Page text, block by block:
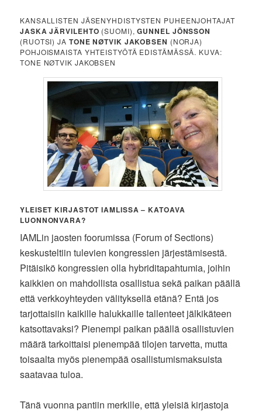
KANSALLISTEN JÄSENYHDISTYSTEN PUHEENJOHTAJAT
JASKA JÄRVILEHTO (SUOMI),GUNNEL JÖNSSON
(RUOTSI) JA TONE NØTVIK JAKOBSEN (NORJA)
POHJOISMAISTA YHTEISTYÖTÄ EDISTÄMÄSSÄ. KUVA:
TONE NØTVIK JAKOBSEN
YLEISET KIRJASTOT IAMLISSA – KATOAVA
LUONNONVARA?
IAMLin jaosten foorumissa (Forum of Sections)
keskusteltiin tulevien kongressien järjestämisestä.
Pitäisikö kongressien olla hybriditapahtumia, joihin
kaikkien on mahdollista osallistua sekä paikan päällä
että verkkoyhteyden välityksellä etänä? Entä jos
tarjottaisiin kaikille halukkaille tallenteet jälkikäteen
katsottavaksi? Pienempi paikan päällä osallistuvien
määrä tarkoittaisi pienempää tilojen tarvetta, mutta
toisaalta myös pienempää osallistumismaksuista
saatavaa tuloa.
Tänä vuonna pantiin merkille, että yleisiä kirjastoja